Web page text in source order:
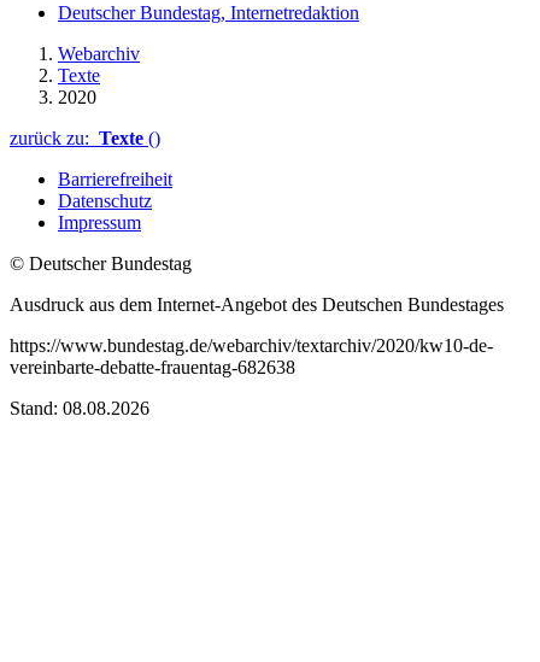
Deutscher Bundestag, Internetredaktion
Webarchiv
Texte
2020
zurück zu: Texte ()
Barrierefreiheit
Datenschutz
Impressum
© Deutscher Bundestag
Ausdruck aus dem Internet-Angebot des Deutschen Bundestages
https://www.bundestag.de/webarchiv/textarchiv/2020/kw10-de-
vereinbarte-debatte-frauentag-682638
Stand: 08.08.2026